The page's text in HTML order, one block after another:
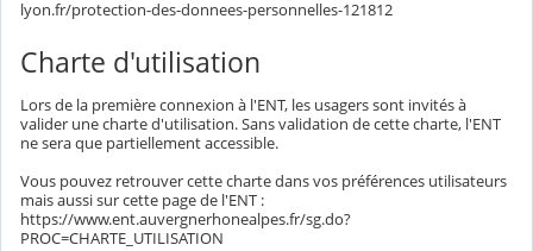
lyon.fr/protection-des-donnees-personnelles-121812
Charte d'utilisation
Lors de la première connexion à l'ENT, les usagers sont invités à
valider une charte d'utilisation. Sans validation de cette charte, l'ENT
ne sera que partiellement accessible.
Vous pouvez retrouver cette charte dans vos préférences utilisateurs
mais aussi sur cette page de l'ENT :
https://www.ent.auvergnerhonealpes.fr/sg.do?
PROC=CHARTE_UTILISATION